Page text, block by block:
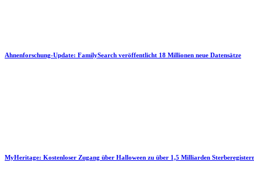
Ahnenforschung-Update: FamilySearch veröffentlicht 18 Millionen neue Datensätze
MyHeritage: Kostenloser Zugang über Halloween zu über 1,5 Milliarden